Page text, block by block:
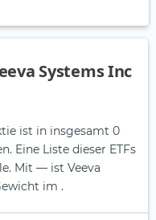
Systems Inc
ist in insgesamt 0
Eine Liste dieser ETFs
Mit — ist Veeva
im .